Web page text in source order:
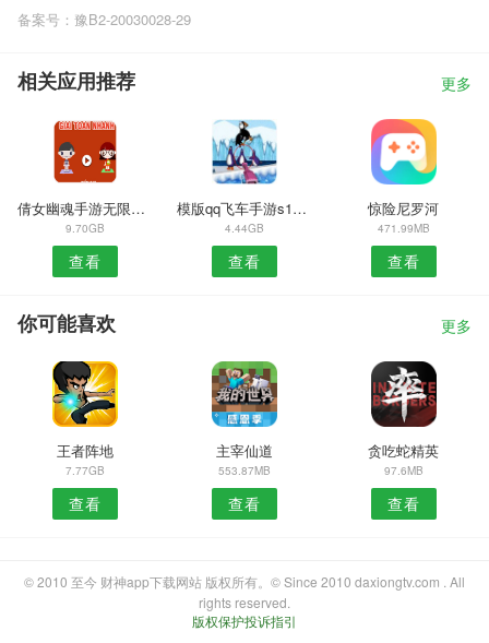
备案号：豫B2-20030028-29
相关应用推荐 更多
倩女幽魂手游无限灵玉版
9.70GB
查看
模版qq飞车手游s18赛季
4.44GB
查看
惊险尼罗河
471.99MB
查看
你可能喜欢 更多
王者阵地
7.77GB
查看
主宰仙道
553.87MB
查看
贪吃蛇精英
97.6MB
查看
© 2010 至今 财神app下载网站 版权所有。© Since 2010 daxiongtv.com . All
rights reserved.
版权保护投诉指引